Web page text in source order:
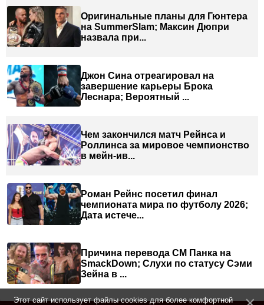
Оригинальные планы для Гюнтера
на SummerSlam; Максин Дюпри
назвала при...
Джон Сина отреагировал на
завершение карьеры Брока
Леснара; Вероятный ...
Чем закончился матч Рейнса и
Роллинса за мировое чемпионство
в мейн-ив...
Роман Рейнс посетил финал
чемпионата мира по футболу 2026;
Дата истече...
Причина перевода СМ Панка на
SmackDown; Слухи по статусу Сэми
Зейна в ...
Этот сайт использует файлы cookies для более комфортной